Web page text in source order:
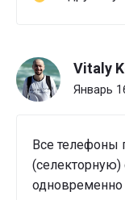
Vitaly
Январь
Все телефоны